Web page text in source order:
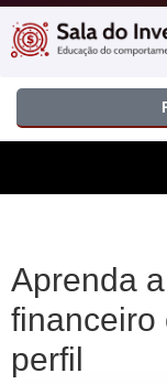
Aprenda
financeiro
perfil